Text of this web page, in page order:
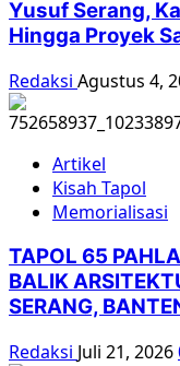
Indonesia
Yusuf Serang,
Hingga Proyek
Redaksi Agustus 4,
Artikel
Kisah Tapol
Memorialisasi
TAPOL 65
BALIK
SERANG,
Redaksi Juli 21, 2026